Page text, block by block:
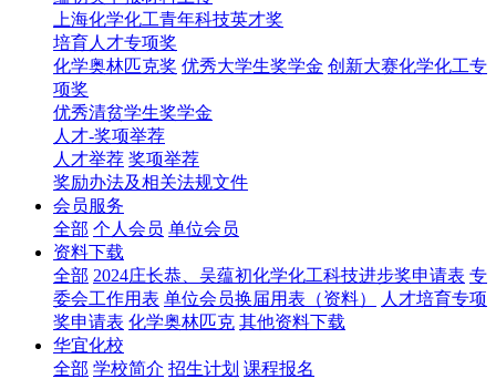
上海化学化工青年科技英才奖
培育人才专项奖
化学奥林匹克奖 优秀大学生奖学金 创新大赛化学化工专
项奖
优秀清贫学生奖学金
人才-奖项举荐
人才举荐 奖项举荐
奖励办法及相关法规文件
会员服务
全部 个人会员 单位会员
资料下载
全部 2024庄长恭、吴蕴初化学化工科技进步奖申请表 专
委会工作用表 单位会员换届用表（资料）
人才培育专项
奖申请表 化学奥林匹克 其他资料下载
华宜化校
全部 学校简介 招生计划 课程报名